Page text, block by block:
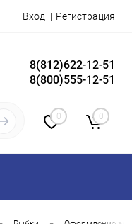
Вход Регистрация
8(812)622-12-51
8(800)555-12-51
0 0